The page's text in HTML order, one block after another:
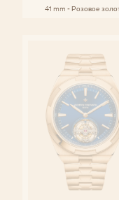
41 mm - Розовое